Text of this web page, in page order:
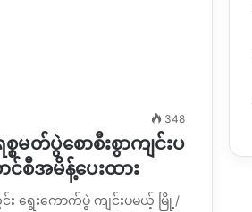
348
စမတ်ပွဲစောစီးစွာကျင်းပ
င်စီအမိန့်ပေးထား
ရွေးကောက်ပွဲ ကျင်းပမယ့် မြို့/